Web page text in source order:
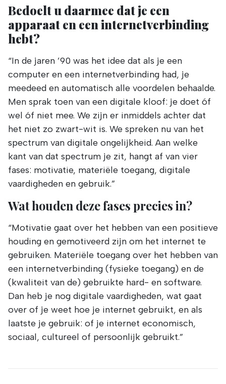
Bedoelt u daarmee dat je een
apparaat en een internetverbinding
hebt?
“In de jaren ’90 was het idee dat als je een
computer en een internetverbinding had, je
meedeed en automatisch alle voordelen behaalde.
Men sprak toen van een digitale kloof: je doet óf
wel óf niet mee. We zijn er inmiddels achter dat
het niet zo zwart-wit is. We spreken nu van het
spectrum van digitale ongelijkheid. Aan welke
kant van dat spectrum je zit, hangt af van vier
fases: motivatie, materiële toegang, digitale
vaardigheden en gebruik.”
Wat houden deze fases precies in?
“Motivatie gaat over het hebben van een positieve
houding en gemotiveerd zijn om het internet te
gebruiken. Materiële toegang over het hebben van
een internetverbinding (fysieke toegang) en de
(kwaliteit van de) gebruikte hard- en software.
Dan heb je nog digitale vaardigheden, wat gaat
over of je weet hoe je internet gebruikt, en als
laatste je gebruik: of je internet economisch,
sociaal, cultureel of persoonlijk gebruikt.”